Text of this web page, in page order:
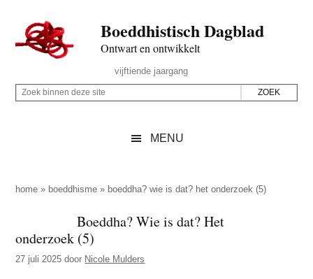
naar
de
inhoud
secondary
naar
de
sidebar
naar
de
Boeddhistisch Dagblad
Ontwart en ontwikkelt
Rechts
vijftiende jaargang
Z
p
z
e
Z
i
e
n
MENU
home » boeddhisme » boeddha? wie is dat? het onderzoek (5)
Boeddha? Wie is dat? Het
onderzoek (5)
27 juli 2025 door Nicole Mulders